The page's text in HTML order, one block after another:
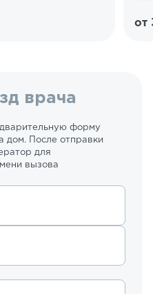
от
врача
форму
дом. После отправки
для
вызова